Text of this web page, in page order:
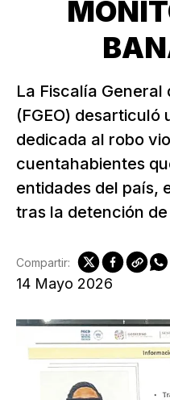
La Fiscalía General
(FGEO) desarticuló
dedicada al robo
cuentahabientes
entidades del país,
tras la detención
14 Mayo 2026
Compartir: